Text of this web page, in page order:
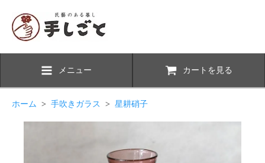
メニュー カートを見る
ホーム > 手吹きガラス > 星耕硝子